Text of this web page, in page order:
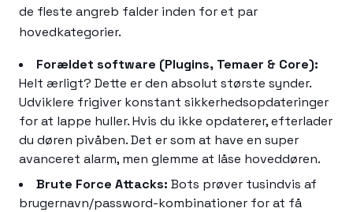
de fleste angreb falder inden for et par
hovedkategorier.
Forældet software (Plugins, Temaer & Core):
Helt ærligt? Dette er den absolut største synder.
Udviklere frigiver konstant sikkerhedsopdateringer
for at lappe huller. Hvis du ikke opdaterer, efterlader
du døren pivåben. Det er som at have en super
avanceret alarm, men glemme at låse hoveddøren.
Brute Force Attacks: Bots prøver tusindvis af
brugernavn/password-kombinationer for at få